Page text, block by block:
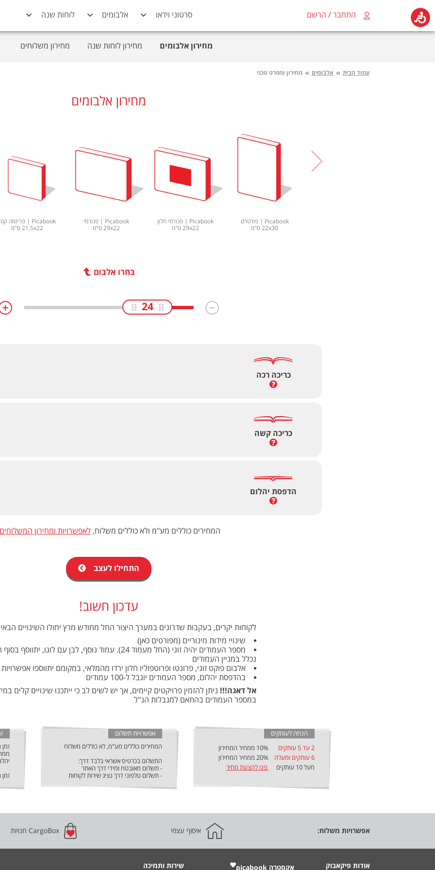
התחבר / הרשם סרטוני וידאו אלבומים לוחות שנה
מחירון אלבומים מחירון לוחות שנה מחירון משלוחים
עמוד הבית » אלבומים » מחירון ומפרט טכני
מחירון אלבומים
Picabook | פורטרט
22x30 ס"מ
Picabook | פנורמי חלון
29x22 ס"מ
Picabook | פנורמי
29x22 ס"מ
Picabook | פריזמה קטן
21.5x22 ס"מ
בחרו אלבום
24
כריכה רכה
כריכה קשה
הדפסת יהלום
המחירים כוללים מע"מ ולא כוללים משלוח,לאפשרויות ומחירון המשלוחים
התחילו לעצב
עדכון חשוב!
לקוחות יקרים, בעקבות שדרוגים במערך היצור החל מחודש מרץ יחולו השינויים
שינויי מידות מינוריים (מפורטים כאן)
מספר העמודים יהיה זוגי (החל מעמוד 24). עמוד נוסף, לבן עם לוגו,
נכלל במניין העמודים
אלבום פוקט זוגי, פרונטו ופרוטפוליו חלון ירדו מהמלאי, במקומם יתווספו
בהדפסת יהלום, מספר העמודים יוגבל ל-100 עמודים
אל דאגה!!! ניתן להזמין פרויקטים קיימים, אך יש לשים לב כי ייתכנו שינויים קלים
במספר העמודים בהתאם למגבלות הנ"ל
הנחה לעותקים
2 עד 5 עותקים
10% ממחיר המחירון
6 עותקים ומעלה
20% ממחיר המחירון
מעל 10 עותקים
פנו להצעת מחיר
אפשרויות תשלום
המחירים כוללים מע"מ, לא כוללים משלוח
התשלום בכרטיס אשראי בלבד דרך:
- תשלום מאובטח ומידי דרך האתר
- תשלום טלפוני דרך נציג שירות לקוחות
יהלום
אפשרויות משלוח: איסוף עצמי
אודות פיקאבוק אקסטרה ‎ picabook שירות ותמיכה